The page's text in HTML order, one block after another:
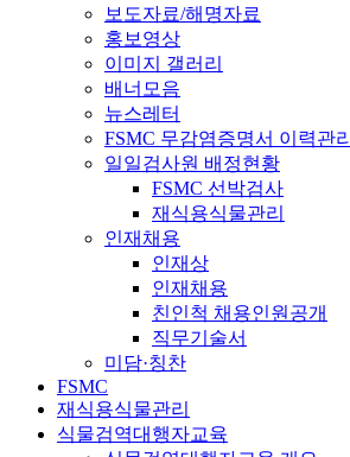
보도자료/해명자료
홍보영상
이미지 갤러리
배너모음
뉴스레터
FSMC 무감염증명서 이력관리
일일검사원 배정현황
FSMC 선박검사
재식용식물관리
인재채용
인재상
인재채용
친인척 채용인원공개
직무기술서
미담·칭찬
FSMC
재식용식물관리
식물검역대행자교육